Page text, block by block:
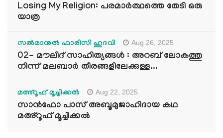
Losing My Religion: പരമാർത്ഥത്തെ തേടി ഒരു
യാത്ര
സൽമാനുൽ ഫാരിസി ഹുദവി Aug 26, 2025
02- മൗലിദ് സാഹിത്യങ്ങൾ : അറബ് ലോകത്തു
നിന്ന് മലബാർ തീരങ്ങളിലേക്കുള്ള...
മഅ്റൂഫ് മൂച്ചിക്കല്‍ Aug 22, 2025
സാൻഫോ പാസ് അബൂമുജാഹിദായ കഥ
മഅ്റൂഫ് മൂച്ചിക്കല്‍